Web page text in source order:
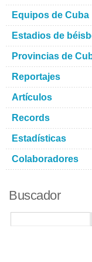
Equipos de Cuba
Estadios de
Provincias de
Reportajes
Artículos
Records
Estadísticas
Colaboradores
Buscador